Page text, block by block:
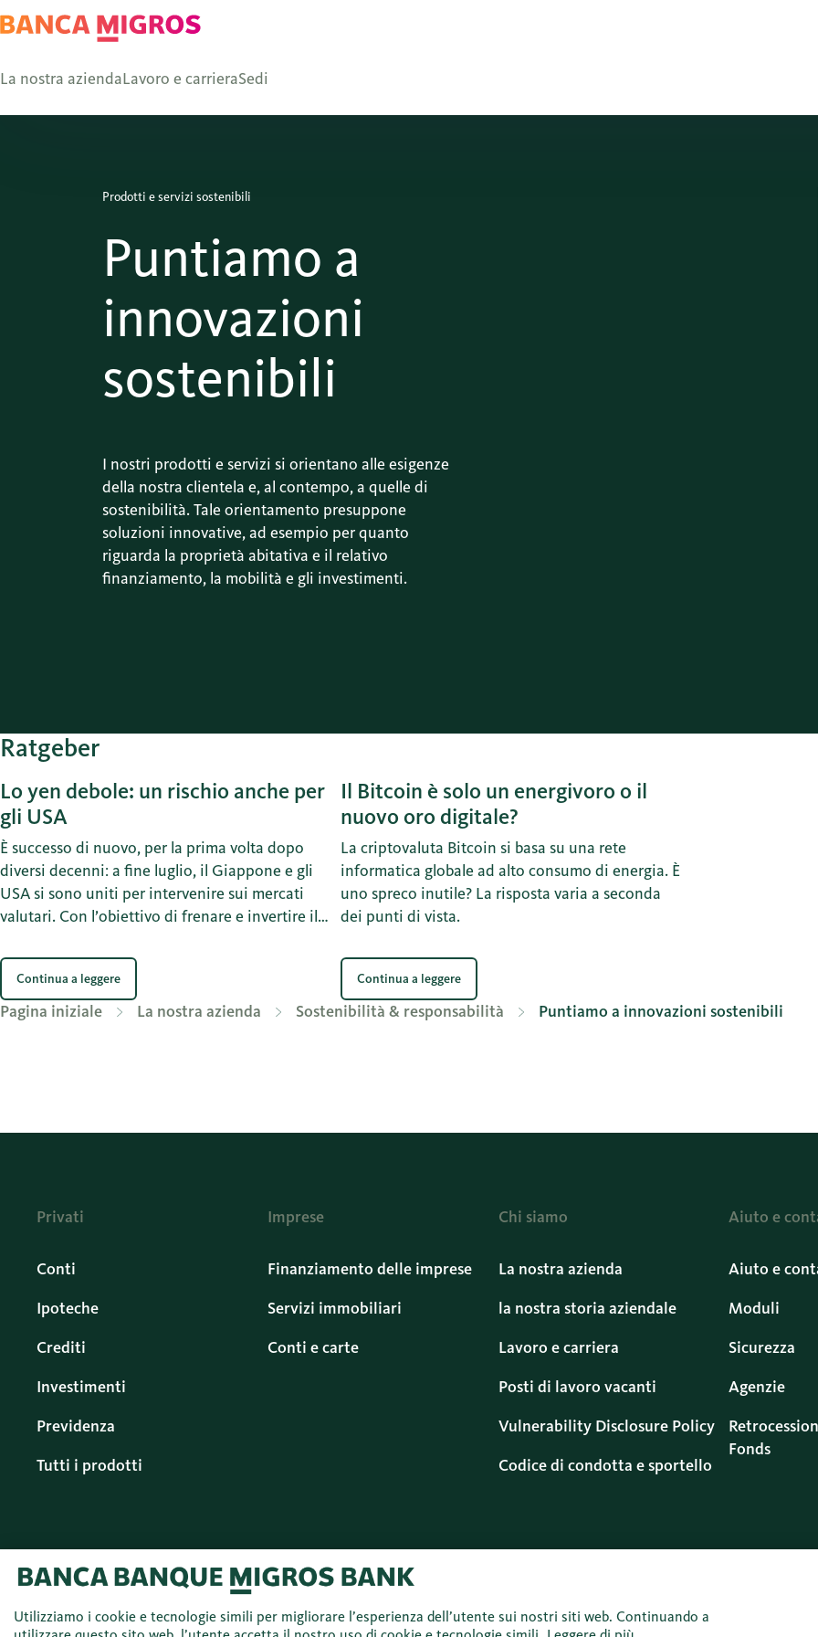
La nostra aziendaLavoro e carrieraSedi
Prodotti e servizi sostenibili
Puntiamo a
innovazioni
sostenibili
I nostri prodotti e servizi si orientano alle esigenze
della nostra clientela e, al contempo, a quelle di
sostenibilità. Tale orientamento presuppone
soluzioni innovative, ad esempio per quanto
riguarda la proprietà abitativa e il relativo
finanziamento, la mobilità e gli investimenti.
Ratgeber
Lo yen debole: un rischio anche per
gli USA
È successo di nuovo, per la prima volta dopo
diversi decenni: a fine luglio, il Giappone e gli
USA si sono uniti per intervenire sui mercati
valutari. Con l’obiettivo di frenare e invertire il
anche nell’interesse degli USA stessi. E se ne
possono trarre anche degli insegnamenti per la
Svizzera.
Continua a leggere
Il Bitcoin è solo un energivoro o il
nuovo oro digitale?
La criptovaluta Bitcoin si basa su una rete
informatica globale ad alto consumo di energia. È
uno spreco inutile? La risposta varia a seconda
dei punti di vista.
Continua a leggere
Pagina iniziale La nostra azienda Sostenibilità & responsabilità Puntiamo a innovazioni sostenibili
Privati
Conti
Ipoteche
Crediti
Investimenti
Previdenza
Tutti i prodotti
Imprese
Finanziamento delle imprese
Servizi immobiliari
Conti e carte
Chi siamo
La nostra azienda
la nostra storia aziendale
Lavoro e carriera
Posti di lavoro vacanti
Vulnerability Disclosure Policy
Codice di condotta e sportello
Aiuto e
Aiuto e
Moduli
Sicurezza
Agenzie
Fonds
© 2026 Banca Migros Protezione dei Informazioni
Utilizziamo i cookie e tecnologie simili per migliorare l’esperienza dell’utente sui nostri siti web. Continuando a